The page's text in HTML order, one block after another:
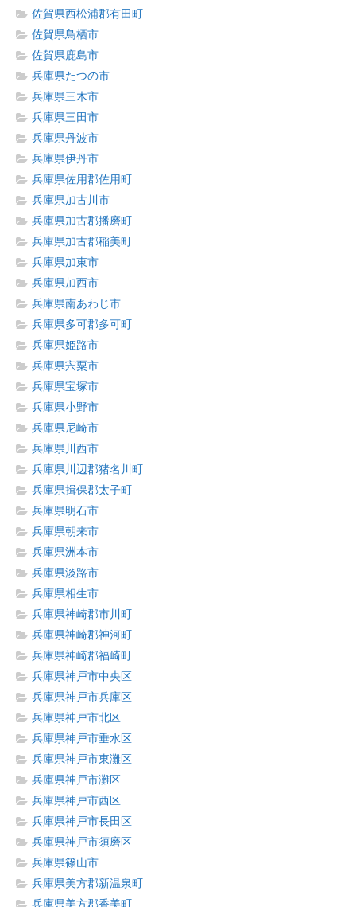
佐賀県西松浦郡有田町
佐賀県鳥栖市
佐賀県鹿島市
兵庫県たつの市
兵庫県三木市
兵庫県三田市
兵庫県丹波市
兵庫県伊丹市
兵庫県佐用郡佐用町
兵庫県加古川市
兵庫県加古郡播磨町
兵庫県加古郡稲美町
兵庫県加東市
兵庫県加西市
兵庫県南あわじ市
兵庫県多可郡多可町
兵庫県姫路市
兵庫県宍粟市
兵庫県宝塚市
兵庫県小野市
兵庫県尼崎市
兵庫県川西市
兵庫県川辺郡猪名川町
兵庫県揖保郡太子町
兵庫県明石市
兵庫県朝来市
兵庫県洲本市
兵庫県淡路市
兵庫県相生市
兵庫県神崎郡市川町
兵庫県神崎郡神河町
兵庫県神崎郡福崎町
兵庫県神戸市中央区
兵庫県神戸市兵庫区
兵庫県神戸市北区
兵庫県神戸市垂水区
兵庫県神戸市東灘区
兵庫県神戸市灘区
兵庫県神戸市西区
兵庫県神戸市長田区
兵庫県神戸市須磨区
兵庫県篠山市
兵庫県美方郡新温泉町
兵庫県美方郡香美町